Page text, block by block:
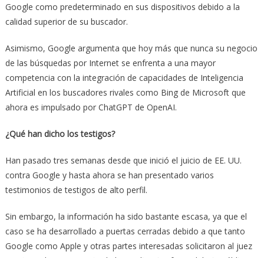
Google como predeterminado en sus dispositivos debido a la
calidad superior de su buscador.
Asimismo, Google argumenta que hoy más que nunca su negocio
de las búsquedas por Internet se enfrenta a una mayor
competencia con la integración de capacidades de Inteligencia
Artificial en los buscadores rivales como Bing de Microsoft que
ahora es impulsado por ChatGPT de OpenAI.
¿Qué han dicho los testigos?
Han pasado tres semanas desde que inició el juicio de EE. UU.
contra Google y hasta ahora se han presentado varios
testimonios de testigos de alto perfil.
Sin embargo, la información ha sido bastante escasa, ya que el
caso se ha desarrollado a puertas cerradas debido a que tanto
Google como Apple y otras partes interesadas solicitaron al juez